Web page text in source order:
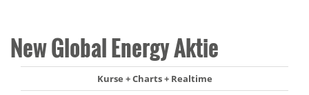
New Global Energy Aktie
Kurse + Charts + Realtime